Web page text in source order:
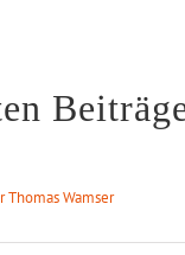
Wamser